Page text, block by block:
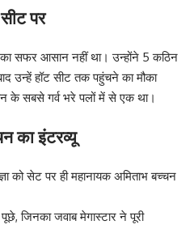
पर
का सफर आसान नहीं था। उन्होंने 5 कठिन
उन्हें हॉट सीट तक पहुंचने का मौका
के सबसे गर्व भरे पलों में से एक था।
का इंटरव्यू
को सेट पर ही महानायक अमिताभ बच्चन
जिनका जवाब मेगास्टार ने पूरी